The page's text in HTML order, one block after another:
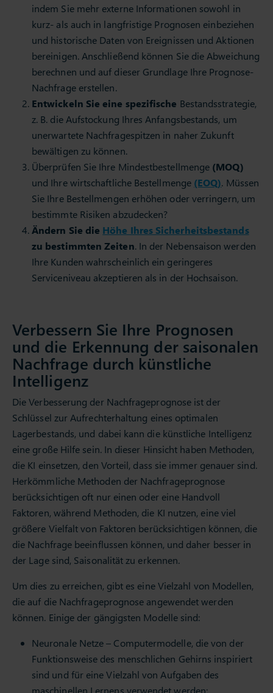
indem Sie mehr externe Informationen sowohl in
kurz- als auch in langfristige Prognosen einbeziehen
und historische Daten von Ereignissen und Aktionen
bereinigen. Anschließend können Sie die Abweichung
berechnen und auf dieser Grundlage Ihre Prognose-
Nachfrage erstellen.
Entwickeln Sie eine spezifische Bestandsstrategie,
z. B. die Aufstockung Ihres Anfangsbestands, um
unerwartete Nachfragespitzen in naher Zukunft
bewältigen zu können.
Überprüfen Sie Ihre Mindestbestellmenge (MOQ)
und Ihre wirtschaftliche Bestellmenge (EOQ). Müssen
Sie Ihre Bestellmengen erhöhen oder verringern, um
bestimmte Risiken abzudecken?
Ändern Sie die Höhe Ihres Sicherheitsbestands
zu bestimmten Zeiten. In der Nebensaison werden
Ihre Kunden wahrscheinlich ein geringeres
Serviceniveau akzeptieren als in der Hochsaison.
Verbessern Sie Ihre Prognosen
und die Erkennung der saisonalen
Nachfrage durch künstliche
Intelligenz
Die Verbesserung der Nachfrageprognose ist der
Schlüssel zur Aufrechterhaltung eines optimalen
Lagerbestands, und dabei kann die künstliche Intelligenz
eine große Hilfe sein. In dieser Hinsicht haben Methoden,
die KI einsetzen, den Vorteil, dass sie immer genauer sind.
Herkömmliche Methoden der Nachfrageprognose
berücksichtigen oft nur einen oder eine Handvoll
Faktoren, während Methoden, die KI nutzen, eine viel
größere Vielfalt von Faktoren berücksichtigen können, die
die Nachfrage beeinflussen können, und daher besser in
der Lage sind, Saisonalität zu erkennen.
Um dies zu erreichen, gibt es eine Vielzahl von Modellen,
die auf die Nachfrageprognose angewendet werden
können. Einige der gängigsten Modelle sind:
Neuronale Netze – Computermodelle, die von der
Funktionsweise des menschlichen Gehirns inspiriert
sind und für eine Vielzahl von Aufgaben des